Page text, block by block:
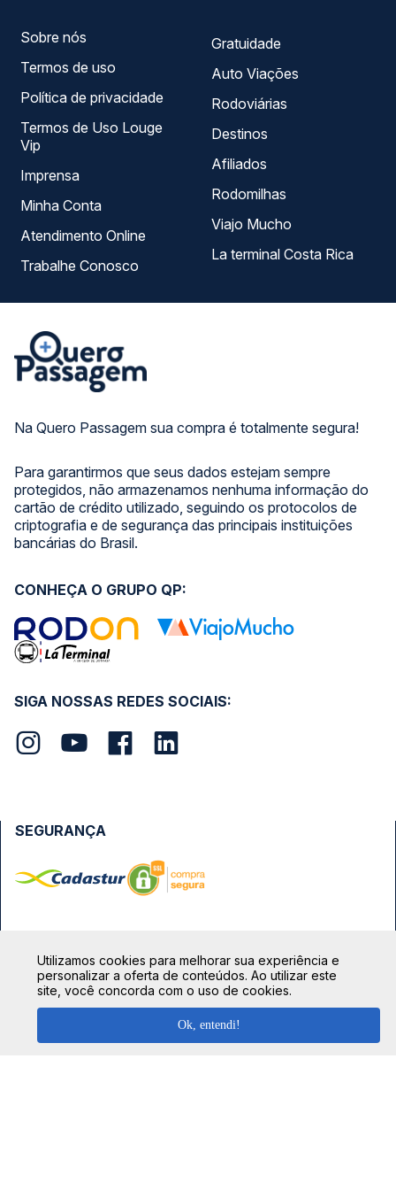
Na Quero Passagem sua compra é totalmente segura!
Para garantirmos que seus dados estejam sempre
protegidos, não armazenamos nenhuma informação do
cartão de crédito utilizado, seguindo os protocolos de
criptografia e de segurança das principais instituições
bancárias do Brasil.
Sobre nós
Termos de uso
Política de privacidade
Termos de Uso Louge
Vip
Imprensa
Minha Conta
Atendimento Online
Trabalhe Conosco
Gratuidade
Auto Viações
Rodoviárias
Destinos
Afiliados
Rodomilhas
Viajo Mucho
La terminal Costa Rica
SIGA NOSSAS REDES SOCIAIS:
CONHEÇA O GRUPO QP:
SEGURANÇA
Utilizamos cookies para melhorar sua experiência e
personalizar a oferta de conteúdos. Ao utilizar este
site, você concorda com o uso de cookies.
Ok, entendi!